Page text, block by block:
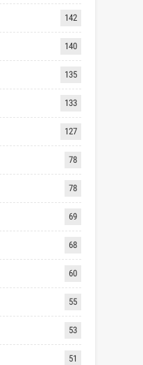
142
140
135
133
127
78
78
69
68
60
55
53
51